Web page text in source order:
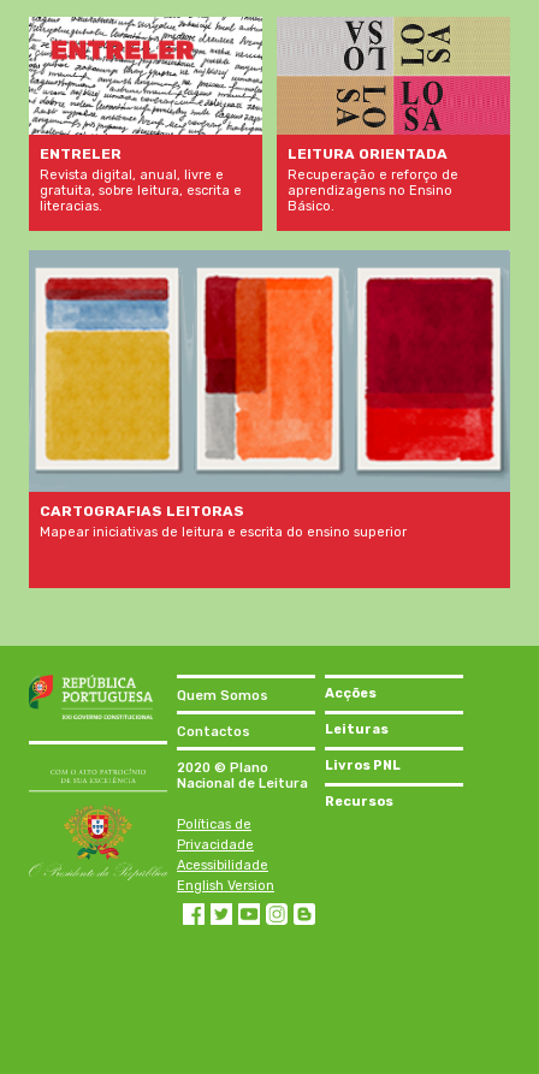
ENTRELER
Revista digital, anual, livre e
gratuita, sobre leitura, escrita e
literacias.
LEITURA ORIENTADA
Recuperação e reforço de
aprendizagens no Ensino
Básico.
CARTOGRAFIAS LEITORAS
Mapear iniciativas de leitura e escrita do ensino superior
Quem Somos
Contactos
2020 © Plano
Nacional de Leitura
Políticas de
Privacidade
Acessibilidade
English Version
Acções
Leituras
Livros PNL
Recursos